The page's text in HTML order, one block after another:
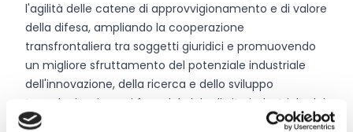
l'agilità delle catene di approvvigionamento e di valore
della difesa, ampliando la cooperazione
transfrontaliera tra soggetti giuridici e promuovendo
un migliore sfruttamento del potenziale industriale
dell'innovazione, della ricerca e dello sviluppo
tecnologico, in ogni fase del ciclo di vita industriale dei
prodotti e delle tecnologie della difesa.